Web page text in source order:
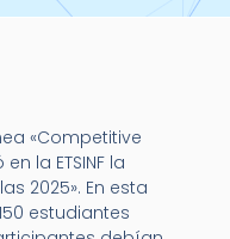
«Competitive
la ETSINF la
2025». En esta
estudiantes